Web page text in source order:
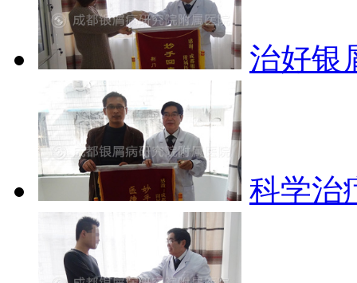
治好银
科学治